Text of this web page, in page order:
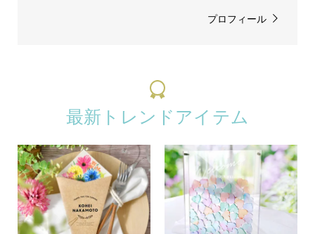
プロフィール
最新トレンドアイテム